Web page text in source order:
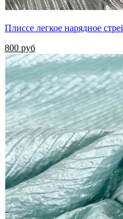
Плиссе легкое нарядное
800 руб